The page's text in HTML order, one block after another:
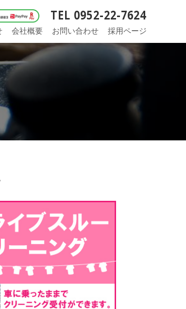
TEL 0952-22-7624
会社概要 お問い合わせ 採用ページ